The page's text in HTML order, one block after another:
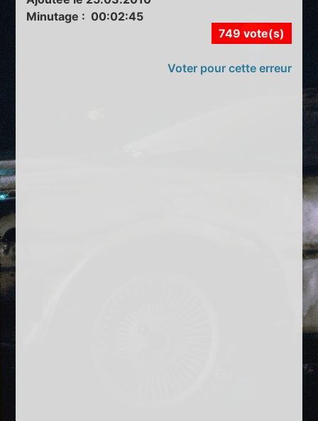
Minutage : 00:02:45
749 vote(s)
Voter pour cette erreur